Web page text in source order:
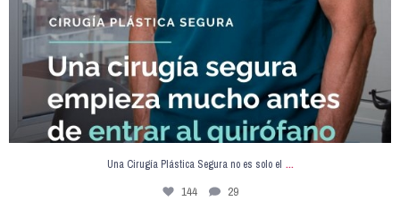
Una Cirugía Plástica Segura no es solo el ...
144 29